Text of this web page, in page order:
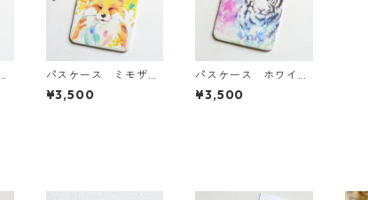
パスケース ミモザま
みれのキツネ
¥3,500
パスケース ホワイト
タイガー
¥3,500